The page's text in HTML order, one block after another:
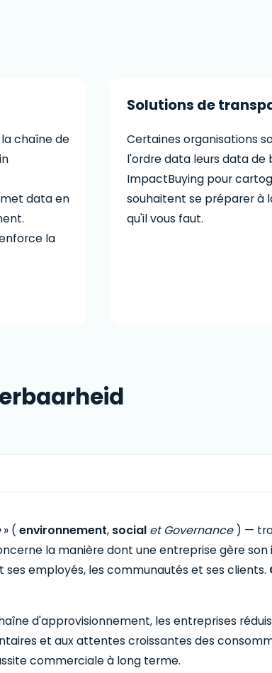
chaîne de
data en
la
Solutions de
Certaines organisations
l'ordre data leurs data de
ImpactBuying pour
souhaitent se préparer à
qu'il vous faut.
» ( environnement, social et Governance) —
la manière dont une entreprise gère
employés, les communautés et ses clients.
d'approvisionnement, les entreprises
et aux attentes croissantes des
commerciale à long terme.